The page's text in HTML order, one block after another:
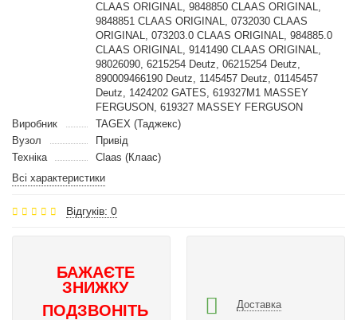
CLAAS ORIGINAL, 9848850 CLAAS ORIGINAL,
9848851 CLAAS ORIGINAL, 0732030 CLAAS
ORIGINAL, 073203.0 CLAAS ORIGINAL, 984885.0
CLAAS ORIGINAL, 9141490 CLAAS ORIGINAL,
98026090, 6215254 Deutz, 06215254 Deutz,
890009466190 Deutz, 1145457 Deutz, 01145457
Deutz, 1424202 GATES, 619327M1 MASSEY
FERGUSON, 619327 MASSEY FERGUSON
Виробник
TAGEX (Таджекс)
Вузол
Привід
Техніка
Claas (Клаас)
Всі характеристики
Відгуків: 0
БАЖАЄТЕ
ЗНИЖКУ
ПОДЗВОНІТЬ
Доставка